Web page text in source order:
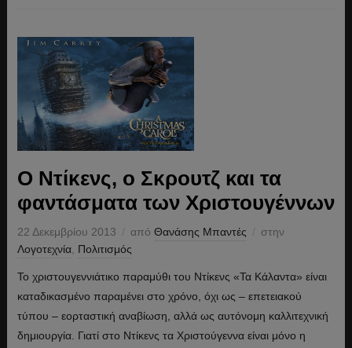
Ο Ντίκενς, ο Σκρουτζ και τα
φαντάσματα των Χριστουγέννων
22 Δεκεμβρίου 2013 από Θανάσης Μπαντές
στην
Λογοτεχνία, Πολιτισμός
Το χριστουγεννιάτικο παραμύθι του Ντίκενς «Τα Κάλαντα» είναι
καταδικασμένο παραμένει στο χρόνο, όχι ως – επετειακού
τύπου – εορταστική αναβίωση, αλλά ως αυτόνομη καλλιτεχνική
δημιουργία. Γιατί στο Ντίκενς τα Χριστούγεννα είναι μόνο η